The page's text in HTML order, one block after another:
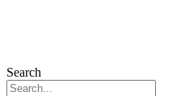
Search